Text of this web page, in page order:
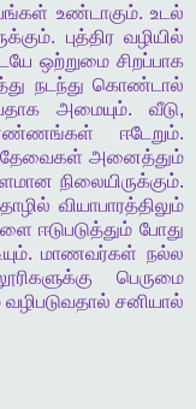
உண்டாகும். உடல்
. புத்திர வழியில்
ஒற்றுமை சிறப்பாக
நடந்து கொண்டால்
அமையும். வீடு,
ஈடேறும்.
தேவைகள் அனைத்தும்
நிலையிருக்கும்.
வியாபாரத்திலும்
ஈடுபடுத்தும் போது
.மாணவர்கள் நல்ல
பெருமை
வழிபடுவதால் சனியால்